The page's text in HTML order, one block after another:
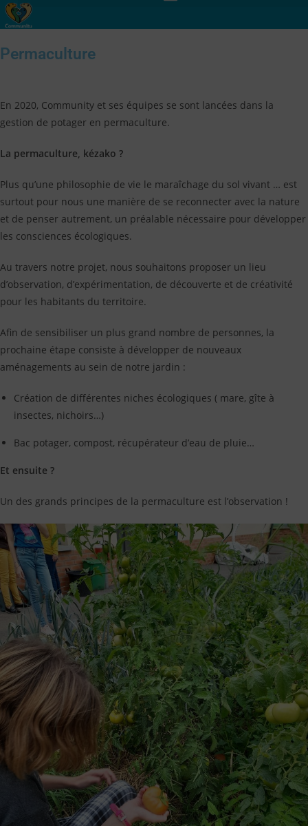
Permaculture
En 2020, Community et ses équipes se sont lancées dans la
gestion de potager en permaculture.
La permaculture, kézako ?
Plus qu’une philosophie de vie le maraîchage du sol vivant … est
surtout pour nous une manière de se reconnecter avec la nature
et de penser autrement, un préalable nécessaire pour développer
les consciences écologiques.
Au travers notre projet, nous souhaitons proposer un lieu
d’observation, d’expérimentation, de découverte et de créativité
pour les habitants du territoire.
Afin de sensibiliser un plus grand nombre de personnes, la
prochaine étape consiste à développer de nouveaux
aménagements au sein de notre jardin :
Création de différentes niches écologiques ( mare, gîte à
insectes, nichoirs…)
Bac potager, compost, récupérateur d’eau de pluie…
Et ensuite ?
Un des grands principes de la permaculture est l’observation !